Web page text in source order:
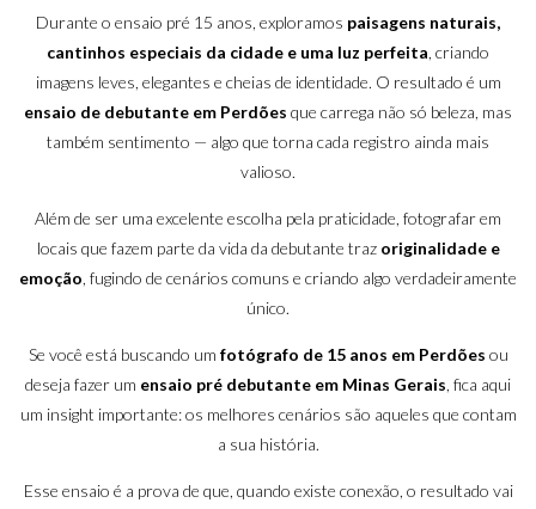
Durante o ensaio pré 15 anos, exploramos paisagens naturais,
cantinhos especiais da cidade e uma luz perfeita, criando
imagens leves, elegantes e cheias de identidade. O resultado é um
ensaio de debutante em Perdões que carrega não só beleza, mas
também sentimento — algo que torna cada registro ainda mais
valioso.
Além de ser uma excelente escolha pela praticidade, fotografar em
locais que fazem parte da vida da debutante traz originalidade e
emoção, fugindo de cenários comuns e criando algo verdadeiramente
único.
Se você está buscando um fotógrafo de 15 anos em Perdões ou
deseja fazer um ensaio pré debutante em Minas Gerais, fica aqui
um insight importante: os melhores cenários são aqueles que contam
a sua história.
Esse ensaio é a prova de que, quando existe conexão, o resultado vai